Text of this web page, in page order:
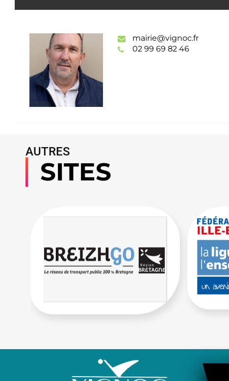
mairie@vignoc.fr
02 99 69 82 46
AUTRES
SITES